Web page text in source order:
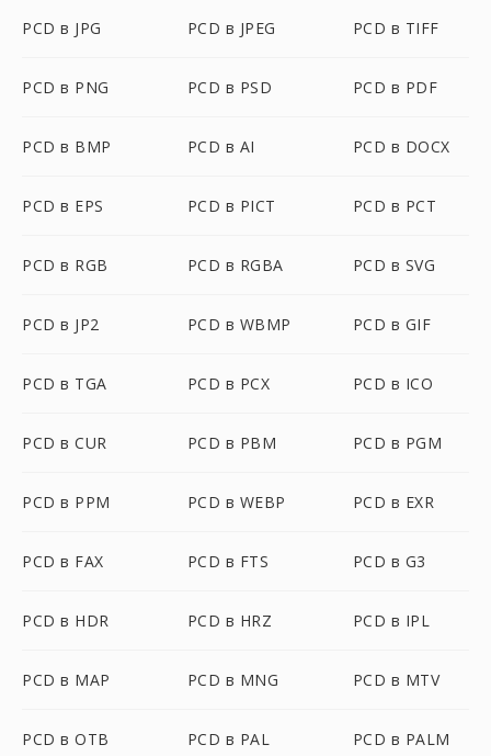
PCD в JPG PCD в JPEG PCD в TIFF
PCD в PNG PCD в PSD PCD в PDF
PCD в BMP PCD в AI PCD в DOCX
PCD в EPS PCD в PICT PCD в PCT
PCD в RGB PCD в RGBA PCD в SVG
PCD в JP2 PCD в WBMP PCD в GIF
PCD в TGA PCD в PCX PCD в ICO
PCD в CUR PCD в PBM PCD в PGM
PCD в PPM PCD в WEBP PCD в EXR
PCD в FAX PCD в FTS PCD в G3
PCD в HDR PCD в HRZ PCD в IPL
PCD в MAP PCD в MNG PCD в MTV
PCD в OTB PCD в PAL PCD в PALM